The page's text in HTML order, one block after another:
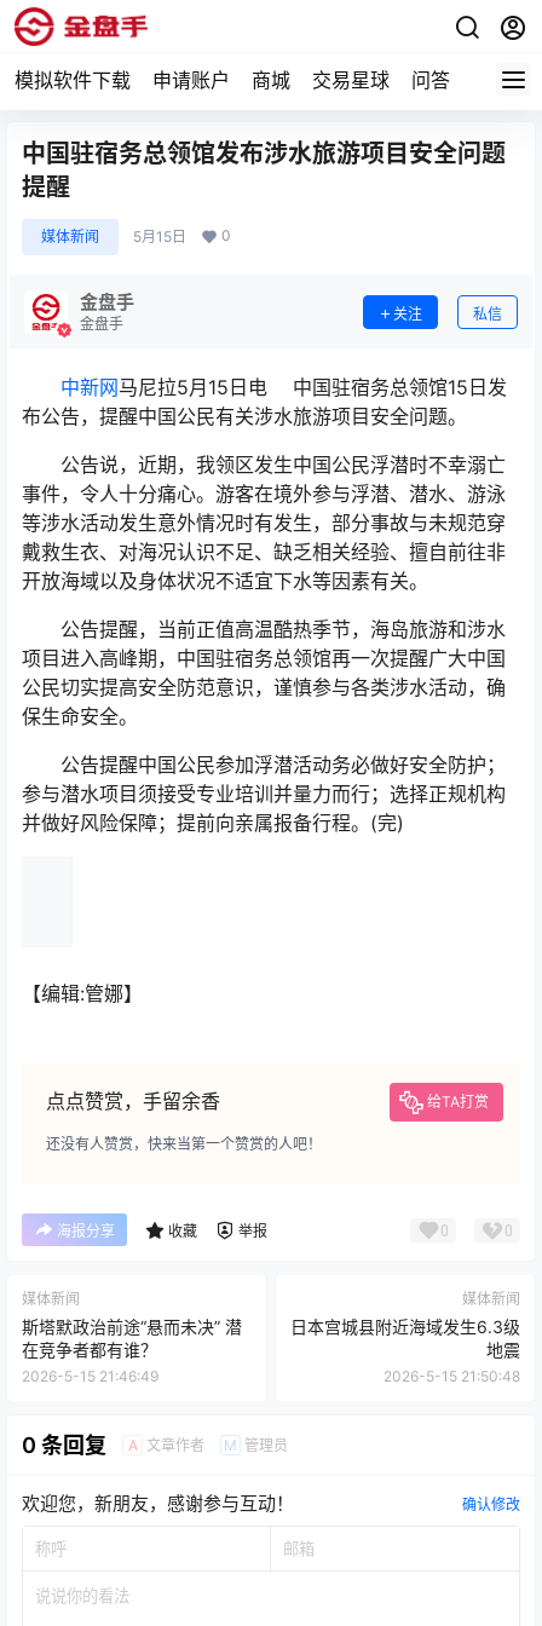
模拟软件下载 申请账户 商城 交易星球 问答 专题
中国驻宿务总领馆发布涉水旅游项目安全问题
提醒
媒体新闻 5月15日 0
金盘手
金盘手
关注 私信
中新网马尼拉5月15日电 中国驻宿务总领馆15日发
布公告，提醒中国公民有关涉水旅游项目安全问题。
公告说，近期，我领区发生中国公民浮潜时不幸溺亡
事件，令人十分痛心。游客在境外参与浮潜、潜水、游泳
等涉水活动发生意外情况时有发生，部分事故与未规范穿
戴救生衣、对海况认识不足、缺乏相关经验、擅自前往非
开放海域以及身体状况不适宜下水等因素有关。
公告提醒，当前正值高温酷热季节，海岛旅游和涉水
项目进入高峰期，中国驻宿务总领馆再一次提醒广大中国
公民切实提高安全防范意识，谨慎参与各类涉水活动，确
保生命安全。
公告提醒中国公民参加浮潜活动务必做好安全防护；
参与潜水项目须接受专业培训并量力而行；选择正规机构
并做好风险保障；提前向亲属报备行程。(完)
【编辑:管娜】
点点赞赏，手留余香 给TA打赏
还没有人赞赏，快来当第一个赞赏的人吧！
海报分享 收藏 举报 0 0
媒体新闻
斯塔默政治前途“悬而未决” 潜
在竞争者都有谁？
2026-5-15 21:46:49
媒体新闻
日本宫城县附近海域发生6.3级
地震
2026-5-15 21:50:48
0 条回复 A 文章作者 M 管理员
欢迎您，新朋友，感谢参与互动！ 确认修改